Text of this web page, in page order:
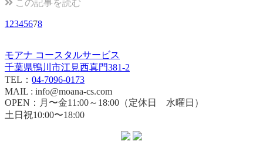
この記事を読む
1 2345678
モアナ コースタルサービス
千葉県鴨川市江見西真門381-2
TEL： 04-7096-0173
MAIL : info@moana-cs.com
OPEN：月〜金11:00～18:00（定休日 水曜日）
土日祝10:00〜18:00